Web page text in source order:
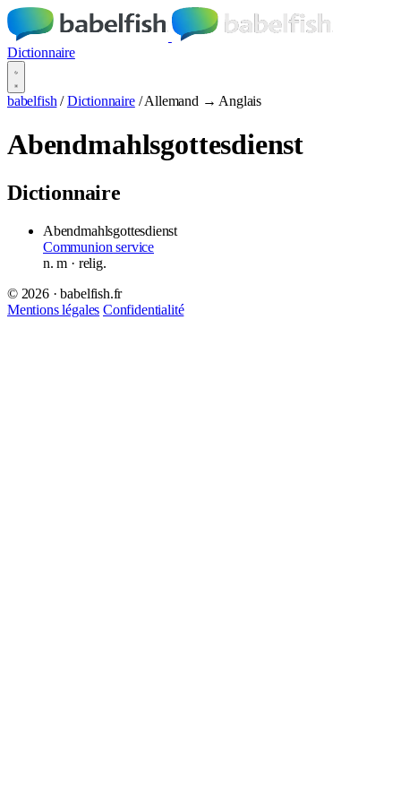
Dictionnaire
babelfish / Dictionnaire / Allemand → Anglais
Abendmahlsgottesdienst
Dictionnaire
Abendmahlsgottesdienst
Communion service
n.m · relig.
© 2026 · babelfish.fr
Mentions légales Confidentialité